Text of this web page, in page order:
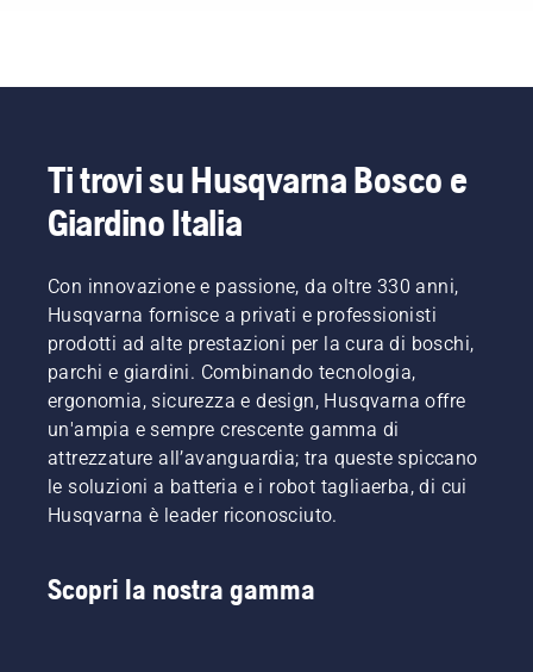
Ti trovi su Husqvarna Bosco e
Giardino Italia
Con innovazione e passione, da oltre 330 anni,
Husqvarna fornisce a privati e professionisti
prodotti ad alte prestazioni per la cura di boschi,
parchi e giardini. Combinando tecnologia,
ergonomia, sicurezza e design, Husqvarna offre
un'ampia e sempre crescente gamma di
attrezzature all’avanguardia; tra queste spiccano
le soluzioni a batteria e i robot tagliaerba, di cui
Husqvarna è leader riconosciuto.
Scopri la nostra gamma